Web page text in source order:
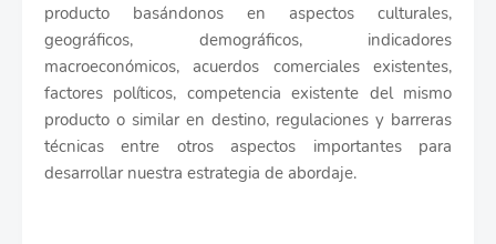
producto basándonos en aspectos culturales,
geográficos, demográficos, indicadores
macroeconómicos, acuerdos comerciales existentes,
factores políticos, competencia existente del mismo
producto o similar en destino, regulaciones y barreras
técnicas entre otros aspectos importantes para
desarrollar nuestra estrategia de abordaje.